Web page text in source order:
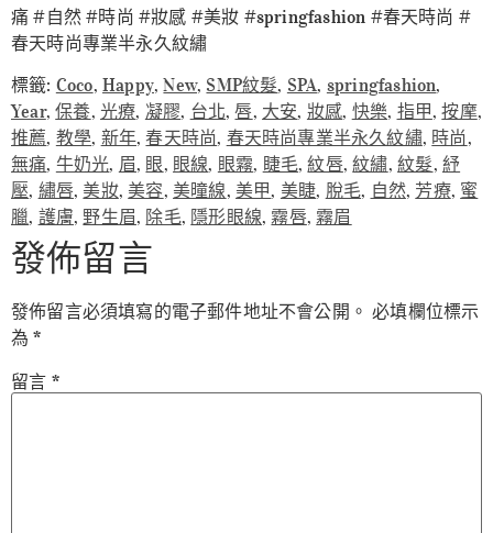
痛 #自然 #時尚 #妝感 #美妝 #springfashion #春天時尚 #
春天時尚專業半永久紋繡
標籤: Coco,Happy,New, SMP紋髮, SPA, springfashion,
Year,保養, 光療, 凝膠, 台北,唇, 大安, 妝感, 快樂, 指甲,按摩,
推薦, 教學, 新年,春天時尚, 春天時尚專業半永久紋繡, 時尚 ,
無痛, 牛奶光, 眉, 眼, 眼線, 眼霧, 睫毛,紋唇,紋繡,紋髮, 紓
壓, 繡唇, 美妝, 美容, 美曈線, 美甲, 美睫, 脫毛, 自然, 芳療, 蜜
臘, 護膚, 野生眉, 除毛, 隱形眼線, 霧唇, 霧眉
發佈留言
發佈留言必須填寫的電子郵件地址不會公開。 必填欄位標示
為*
留言 *